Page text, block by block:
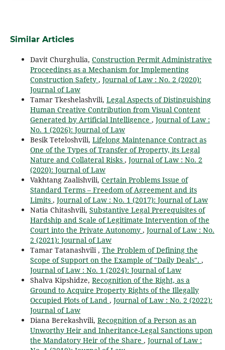
Similar Articles
Davit Churghulia, Construction Permit Administrative
Proceedings as a Mechanism for Implementing
Construction Safety , Journal of Law : No. 2 (2020):
Journal of Law
Tamar Tkeshelashvili, Legal Aspects of Distinguishing
Human Creative Contribution from Visual Content
Generated by Artificial Intelligence , Journal of Law :
No. 1 (2026): Journal of Law
Besik Teteloshvili, Lifelong Maintenance Contract as
One of the Types of Transfer of Property, its Legal
Nature and Collateral Risks , Journal of Law : No. 2
(2020): Journal of Law
Vakhtang Zaalishvili, Certain Problems Issue of
Standard Terms – Freedom of Agreement and its
Limits , Journal of Law : No. 1 (2017): Journal of Law
Natia Chitashvili, Substantive Legal Prerequisites of
Hardship and Scale of Legitimate Intervention of the
Court into the Private Autonomy , Journal of Law : No.
2 (2021): Journal of Law
Tamar Tatanashvili , The Problem of Defining the
Scope of Support on the Example of "Daily Deals". ,
Journal of Law : No. 1 (2024): Journal of Law
Shalva Kipshidze, Recognition of the Right, as a
Ground to Acquire Property Rights of the Illegally
Occupied Plots of Land , Journal of Law : No. 2 (2022):
Journal of Law
Diana Berekashvili, Recognition of a Person as an
Unworthy Heir and Inheritance-Legal Sanctions upon
the Mandatory Heir of the Share , Journal of Law :